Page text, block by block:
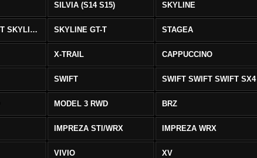
SILVIA (S14 S15) SKYLINE
SKYLINE GTS-T SKYLINE GTS-T SKYLINE GT-T STAGEA
X-TRAIL CAPPUCCINO
SWIFT SWIFT SWIFT SWIFT SX4
MODEL 3 RWD BRZ
IMPREZA STI/WRX IMPREZA WRX
VIVIO XV